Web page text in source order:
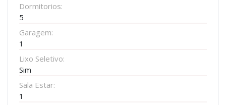
Dormitorios:
5
Garagem:
1
Lixo Seletivo:
Sim
Sala Estar:
1